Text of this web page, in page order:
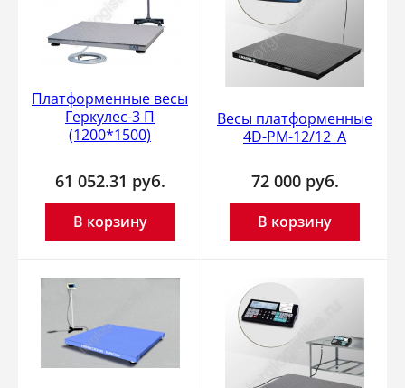
Платформенные весы
Геркулес-3 П
(1200*1500)
61 052.31 руб.
В корзину
Весы платформенные
4D-PM-12/12_A
72 000 руб.
В корзину